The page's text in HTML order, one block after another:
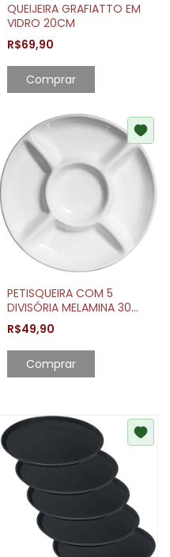
QUEIJEIRA GRAFIATTO EM
VIDRO 20CM
R$69,90
Comprar
PETISQUEIRA COM 5
DIVISÓRIA MELAMINA 30
CM
R$49,90
Comprar